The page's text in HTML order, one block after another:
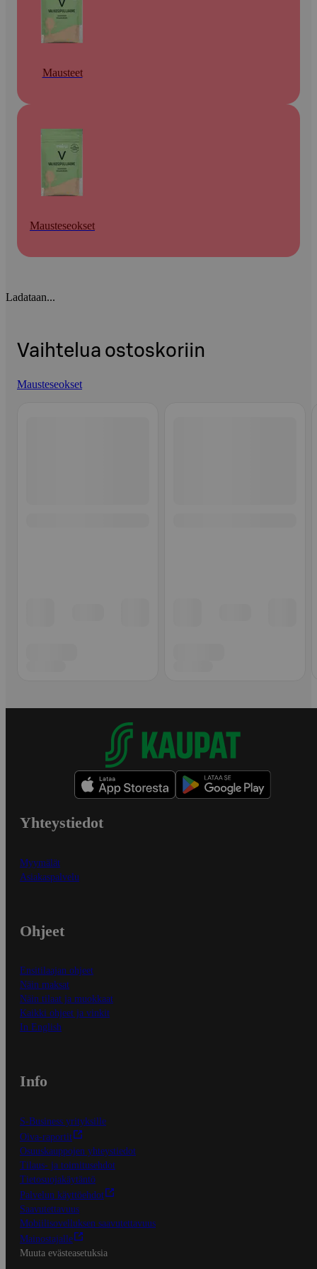
Mausteet
Mausteseokset
Ladataan...
Vaihtelua ostoskoriin
Mausteseokset
Yhteystiedot
Myymälät
Asiakaspalvelu
Ohjeet
Ensitilaajan ohjeet
Näin maksat
Näin tilaat ja muokkaat
Kaikki ohjeet ja vinkit
In English
Info
S-Business yrityksille
Oiva-raportit
Osuuskauppojen yhteystiedot
Tilaus- ja toimitusehdot
Tietosuojakäytäntö
Palvelun käyttöehdot
Saavutettavuus
Mobiilisovelluksen saavutettavuus
Mainostajalle
Muuta evästeasetuksia